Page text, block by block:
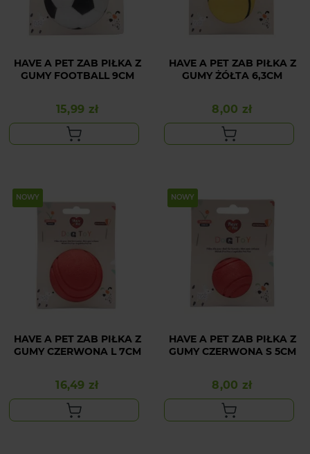
HAVE A PET ZAB PIŁKA Z
GUMY FOOTBALL 9CM
Cena
15,99 zł
HAVE A PET ZAB PIŁKA Z
GUMY ŻÓŁTA 6,3CM
Cena
8,00 zł
NOWY
HAVE A PET ZAB PIŁKA Z
GUMY CZERWONA L 7CM
Cena
16,49 zł
NOWY
HAVE A PET ZAB PIŁKA Z
GUMY CZERWONA S 5CM
Cena
8,00 zł